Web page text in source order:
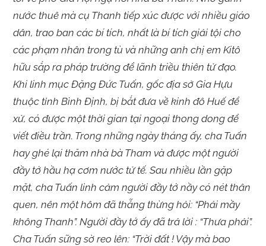
nước thuê mà cụ Thanh tiếp xúc được với nhiều giáo
dân, trao ban các bí tích, nhất là bí tích giải tội cho
các phạm nhân trong tù và những anh chị em Kitô
hữu sắp ra pháp trường để lãnh triều thiên tử đạo.
Khi linh mục Đặng Đức Tuấn, gốc địa sở Gia Hựu
thuộc tỉnh Bình Định, bị bắt đưa về kinh đô Huế để
xử, có được một thời gian tại ngoại thong dong để
viết điều trần. Trong những ngày tháng ấy, cha Tuấn
hay ghé lại thăm nhà bà Tham và được một người
đầy tớ hầu hạ cơm nước tử tế. Sau nhiều lần gặp
mặt, cha Tuấn linh cảm người đầy tớ nầy có nét thân
quen, nên một hôm đã thẵng thừng hỏi: “Phải mầy
không Thanh”. Người đầy tớ ấy đã trả lời : “Thưa phải”.
Cha Tuấn sững sờ reo lên: “Trời đất ! Vậy mà bao